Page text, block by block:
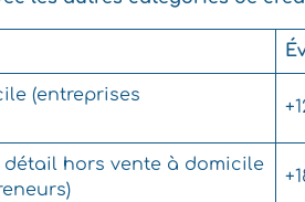
(entreprises
détail hors vente à domicile